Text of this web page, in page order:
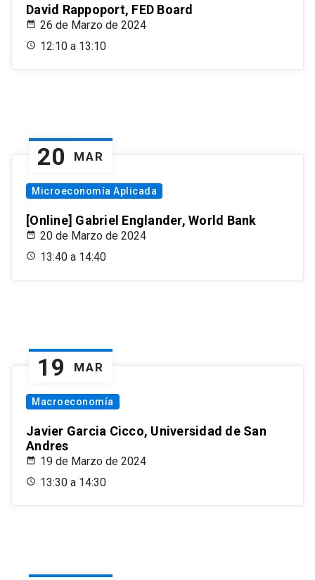
David Rappoport, FED Board
26 de Marzo de 2024
12:10 a 13:10
20 MAR
Microeconomía Aplicada
[Online] Gabriel Englander, World Bank
20 de Marzo de 2024
13:40 a 14:40
19 MAR
Macroeconomía
Javier Garcia Cicco, Universidad de San
Andres
19 de Marzo de 2024
13:30 a 14:30